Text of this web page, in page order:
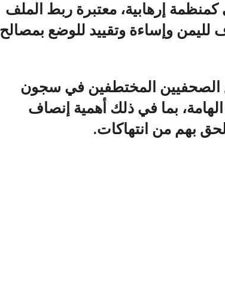
إرهابية، معتبرة ربط الملف
لليمن وإساءة وتقييد للوضع بمصالح
المختطفين في سجون
بما في ذلك أهمية إنصاف
بهم من انتهاكات.